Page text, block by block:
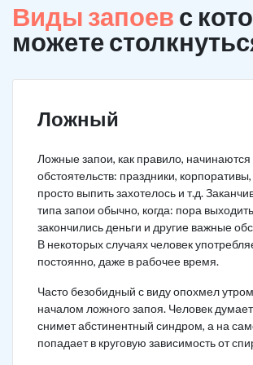
Виды запоев с
можете
Ложный
Ложные запои, как правило, начинаются
обстоятельств: праздники,
просто выпить захотелось и т.д.
типа запои обычно, когда: пора
закончились деньги и другие важные
В некоторых случаях человек
постоянно, даже в рабочее время.
Часто безобидный с виду опохмел
началом ложного запоя. Человек
снимет абстинентный синдром, а на
попадает в круговую зависимость от